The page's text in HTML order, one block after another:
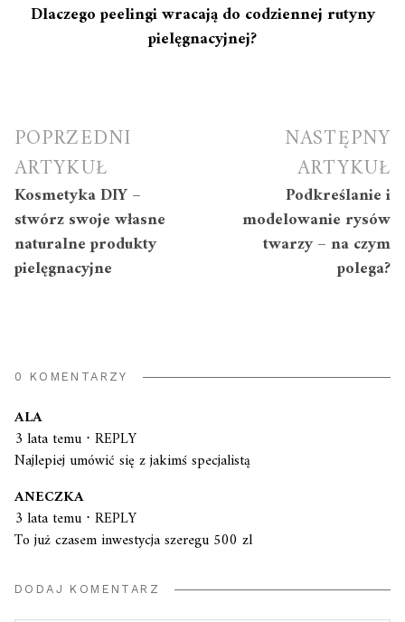
Dlaczego peelingi wracają do codziennej rutyny
pielęgnacyjnej?
Nawigacja
wpisu
POPRZEDNI
ARTYKUŁ
Kosmetyka DIY –
stwórz swoje własne
naturalne produkty
pielęgnacyjne
NASTĘPNY
ARTYKUŁ
Podkreślanie i
modelowanie rysów
twarzy – na czym
polega?
0 KOMENTARZY
ALA
3 lata temu ⋅ REPLY
Najlepiej umówić się z jakimś specjalistą
ANECZKA
3 lata temu ⋅ REPLY
To już czasem inwestycja szeregu 500 zl
DODAJ KOMENTARZ